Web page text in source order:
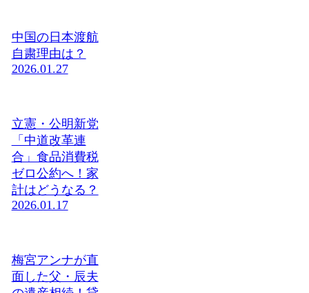
中国の日本渡航
自粛理由は？
2026.01.27
立憲・公明新党
「中道改革連
合」食品消費税
ゼロ公約へ！家
計はどうなる？
2026.01.17
梅宮アンナが直
面した父・辰夫